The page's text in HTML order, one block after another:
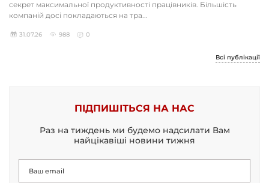
секрет максимальної продуктивності працівників. Більшість
компаній досі покладаються на тра...
31.07.26 988 0
Всі публікації
ПІДПИШІТЬСЯ НА НАС
Раз на тиждень ми будемо надсилати Вам
найцікавіші новини тижня